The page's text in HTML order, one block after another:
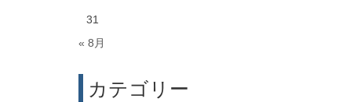
31
« 8月
カテゴリー